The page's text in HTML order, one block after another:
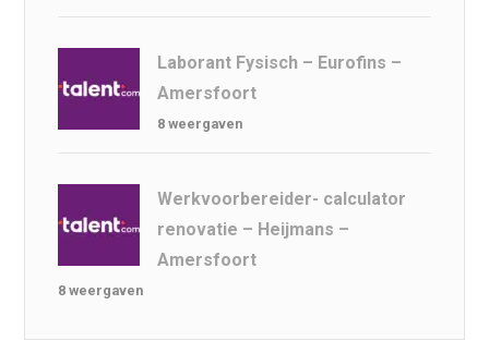
Laborant Fysisch – Eurofins –
Amersfoort
8 weergaven
Werkvoorbereider- calculator
renovatie – Heijmans –
Amersfoort
8 weergaven